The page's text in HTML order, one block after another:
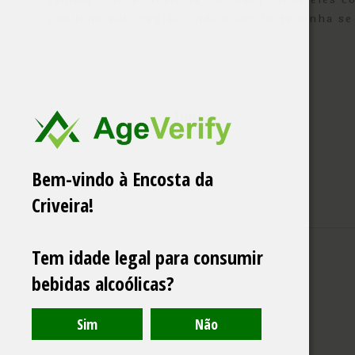
pequena sub-região onde o verde da vinha
Tintos
Bem-vindo à Encosta da
Criveira!
Tem idade legal para consumir
bebidas alcoólicas?